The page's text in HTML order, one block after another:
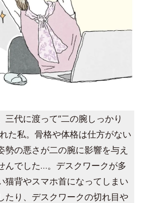
三代に渡って“二の腕しっかり
た私。骨格や体格は仕方がない
勢の悪さが二の腕に影響を与え
んでした…。デスクワークが多
猫背やスマホ首になってしまい
たり、デスクワークの切れ目や